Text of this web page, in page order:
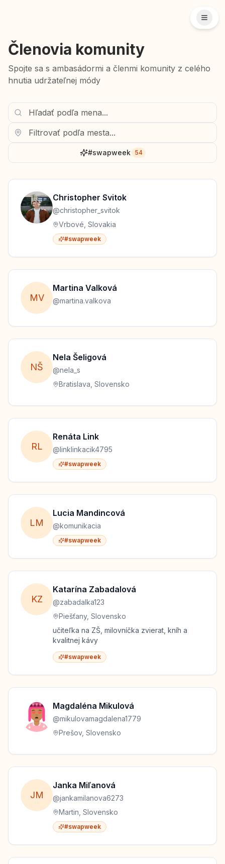
Členovia komunity
Spojte sa s ambasádormi a členmi komunity z celého
hnutia udržateľnej módy
#swapweek 54
Christopher Svitok
@christopher_svitok
Vrbové, Slovakia
#swapweek
MV
Martina Valková
@martina.valkova
NŠ
Nela Šeligová
@nela_s
Bratislava, Slovensko
RL
Renáta Link
@linklinkacik4795
#swapweek
LM
Lucia Mandincová
@komunikacia
#swapweek
KZ
Katarína Zabadalová
@zabadalka123
Piešťany, Slovensko
učiteľka na ZŠ, milovníčka zvierat, kníh a
kvalitnej kávy
#swapweek
Magdaléna Mikulová
@mikulovamagdalena1779
Prešov, Slovensko
JM
Janka Miľanová
@jankamilanova6273
Martin, Slovensko
#swapweek